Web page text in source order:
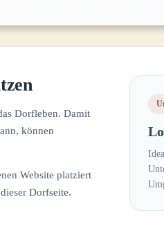
Dorfleben. Damit
können
Website platziert
Dorfseite.